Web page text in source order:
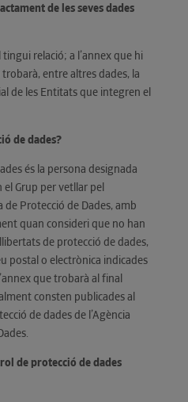
de les seves dades
tingui relació; a l’annex que hi
entre altres dades, la
de les Entitats que integren el
de dades?
és la persona designada
Grup per vetllar pel
Protecció de Dades, amb
quan consideri que no han
de protecció de dades,
postal o electrònica indicades
que trobarà al final
consten publicades al
de dades de l’Agència
de protecció de dades